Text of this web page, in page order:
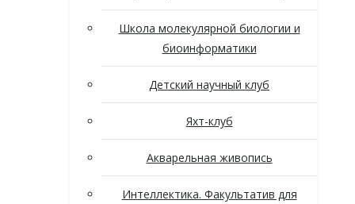
Школа молекулярной биологии и
биоинформатики
Детский научный клуб
Яхт-клуб
Акварельная живопись
Интеллектика. Факультатив для